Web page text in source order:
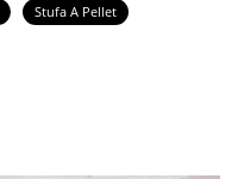
Stufa A Pellet